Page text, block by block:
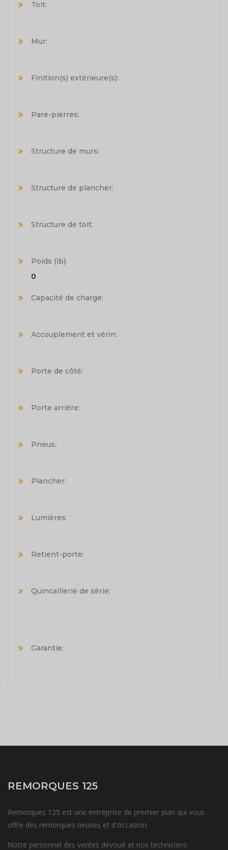
Toit:
Mur:
Finition(s) extérieure(s):
Pare-pierres:
Structure de murs:
Structure de plancher:
Structure de toit:
Poids (lb):
0
Capacité de charge:
Accouplement et vérin:
Porte de côté:
Porte arrière:
Pneus:
Plancher:
Lumières:
Retient-porte:
Quincaillerie de série:
Garantie:
REMORQUES 125
Remorques 125 est une entreprise de premier plan qui vous
offre des remorques neuves et d'occasion.
Notre personnel des ventes dévoué et nos techniciens